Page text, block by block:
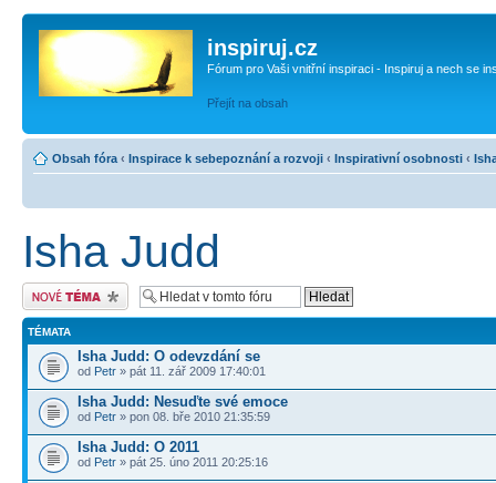
inspiruj.cz
Fórum pro Vaši vnitřní inspiraci - Inspiruj a nech se
Přejít na obsah
Obsah fóra ‹ Inspirace k sebepoznání a rozvoji ‹ Inspirativní osobnosti ‹
Isha Judd
Odeslat nové téma
TÉMATA
Isha Judd: O odevzdání se
od Petr » pát 11. zář 2009 17:40:01
Isha Judd: Nesuďte své emoce
od Petr » pon 08. bře 2010 21:35:59
Isha Judd: O 2011
od Petr » pát 25. úno 2011 20:25:16